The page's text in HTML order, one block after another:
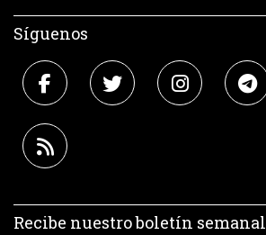
Síguenos
Recibe nuestro boletín semanal